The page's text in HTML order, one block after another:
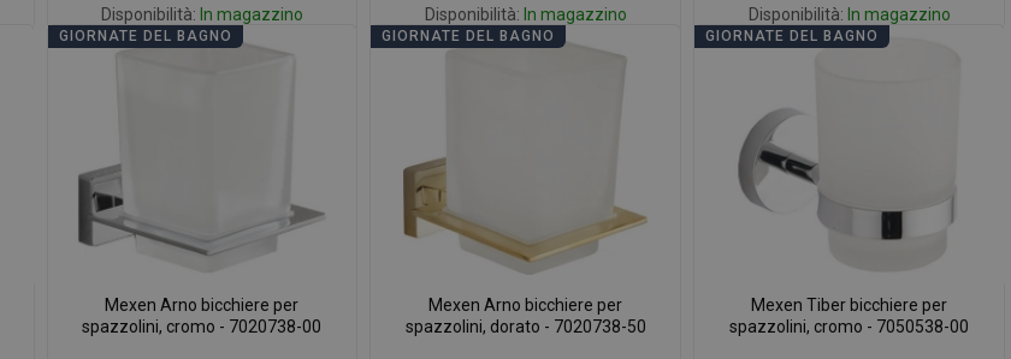
Disponibilità: In magazzino Disponibilità: In magazzino Disponibilità: In magazzino
GIORNATE DEL BAGNO
Mexen Arno bicchiere per
spazzolini, cromo - 7020738-00
GIORNATE DEL BAGNO
Mexen Arno bicchiere per
spazzolini, dorato - 7020738-50
GIORNATE DEL BAGNO
Mexen Tiber bicchiere per
spazzolini, cromo - 7050538-00